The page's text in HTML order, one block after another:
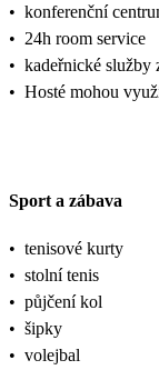
• konferenční
• 24h room service
• kadeřnické služby
• Hosté mohou
Sport a zábava
• tenisové kurty
• stolní tenis
• půjčení kol
• šipky
• volejbal